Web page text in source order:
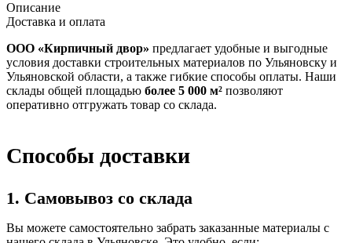
Описание
Доставка и оплата
ООО «Кирпичный двор» предлагает удобные и выгодные
условия доставки строительных материалов по Ульяновску и
Ульяновской области, а также гибкие способы оплаты. Наши
склады общей площадью более 5 000 м² позволяют
оперативно отгружать товар со склада.
Способы доставки
1. Самовывоз со склада
Вы можете самостоятельно забрать заказанные материалы с